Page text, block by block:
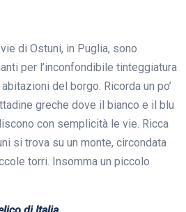
di Ostuni, in Puglia, sono
per l’inconfondibile tinteggiatura
del borgo. Ricorda un po’
greche dove il bianco e il blu
con semplicità le vie. Ricca
si trova su un monte, circondata
torri. Insomma un piccolo